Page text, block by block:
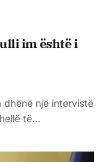
im është i
dhënë një intervistë
të…